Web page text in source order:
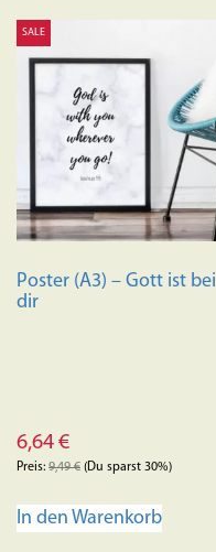
SALE
Poster (A3) – Gott ist bei
dir
6,64 €
Preis: 9,49€ (Du sparst 30%)
In den Warenkorb